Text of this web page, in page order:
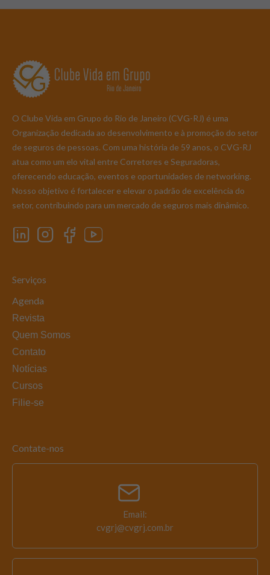
O Clube Vida em Grupo do Rio de Janeiro (CVG-RJ) é uma
Organização dedicada ao desenvolvimento e à promoção do setor
de seguros de pessoas. Com uma história de 59 anos, o CVG-RJ
atua como um elo vital entre Corretores e Seguradoras,
oferecendo educação, eventos e oportunidades de networking.
Nosso objetivo é fortalecer e elevar o padrão de excelência do
setor, contribuindo para um mercado de seguros mais dinâmico.
Serviços
Agenda
Revista
Quem Somos
Contato
Notícias
Cursos
Filie-se
Contate-nos
Email:
cvgrj@cvgrj.com.br